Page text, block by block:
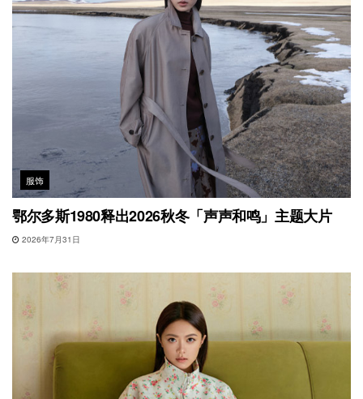
服饰
鄂尔多斯1980释出2026秋冬「声声和鸣」主题大片
2026年7月31日